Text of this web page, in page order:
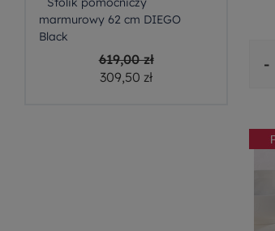
-
marmurowy 62 cm DIEGO
Black
619,00 zł
309,50 zł